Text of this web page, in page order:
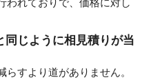
れておりで、価格に対し
同じように相見積りが当
すより道がありません。